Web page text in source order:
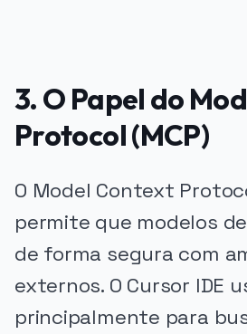
3. O Papel do
Protocol (MCP)
O Model Context
permite que modelos
de forma segura com
externos. O Cursor IDE
principalmente para